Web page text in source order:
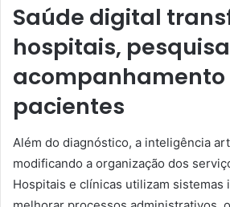
Saúde digital
hospitais,
acompanhamento
pacientes
Além do diagnóstico, a inteligência
modificando a organização dos
Hospitais e clínicas utilizam sistemas